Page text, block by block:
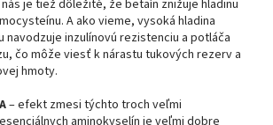
je tiež dôležité, že betaín znižuje hladinu
A ako vieme, vysoká hladina
navodzuje inzulínovú rezistenciu a potláča
čo môže viesť k nárastu tukových rezerv a
hmoty.
– efekt zmesi týchto troch veľmi
aminokyselín je veľmi dobre